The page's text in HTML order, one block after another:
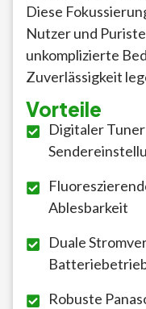
Diese
Nutzer und
unkomplizierte
Zuverlässigkeit
Vorteile
Digitaler
Ablesbarkeit
Duale
Robuste